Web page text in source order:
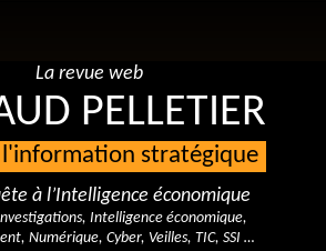
La revue web
PELLETIER
l'information stratégique
à l’Intelligence économique
Intelligence économique,
Numérique, Cyber, Veilles, TIC, SSI …